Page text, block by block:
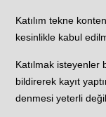
Katılım tekne
kesinlikle kabul
Katılmak
bildirerek kayıt
denmesi yeterli